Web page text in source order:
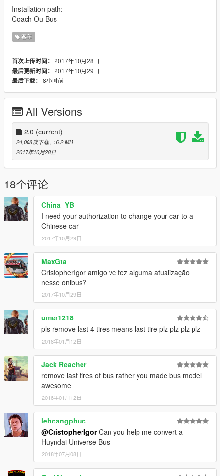
Installation path:
Coach Ou Bus
客车
首次上传时间： 2017年10月28日
最后更新时间： 2017年10月29日
最后下载： 8小时前
All Versions
2.0 (current)
24,008次下载, 16.2 MB
2017年10月28日
18个评论
China_YB
I need your authorization to change your car to a
Chinese car
2017年10月29日
MaxGta
CristopherIgor amigo vc fez alguma atualização
nesse onibus?
2017年10月29日
umer1218
pls remove last 4 tires means last tire plz plz plz plz
2018年01月12日
Jack Reacher
remove last tires of bus rather you made bus model
awesome
2018年01月12日
lehoangphuc
@CristopherIgorCan you help me convert a
Huyndai Universe Bus
2018年07月08日